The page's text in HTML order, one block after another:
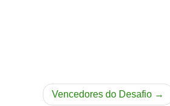
Vencedores do Desafio